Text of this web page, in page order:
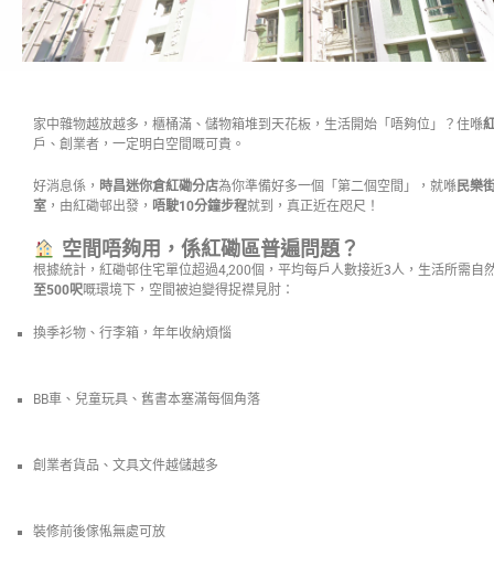
家中雜物越放越多，櫃桶滿、儲物箱堆到天花板，生活開始「唔夠位」？住喺
戶、創業者，一定明白空間嘅可貴。
好消息係， 時昌迷你倉紅磡分店為你準備好多一個「第二個空間」，就喺民樂
室 ，由紅磡邨出發， 唔駛10分鐘步程就到，真正近在咫尺！
空間唔夠用，係紅磡區普遍問題？
根據統計，紅磡邨住宅單位超過4,200個，平均每戶人數接近3人，生活所需自
至500呎嘅環境下，空間被迫變得捉襟見肘：
換季衫物、行李箱，年年收納煩惱
BB車、兒童玩具、舊書本塞滿每個角落
創業者貨品、文具文件越儲越多
裝修前後傢俬無處可放